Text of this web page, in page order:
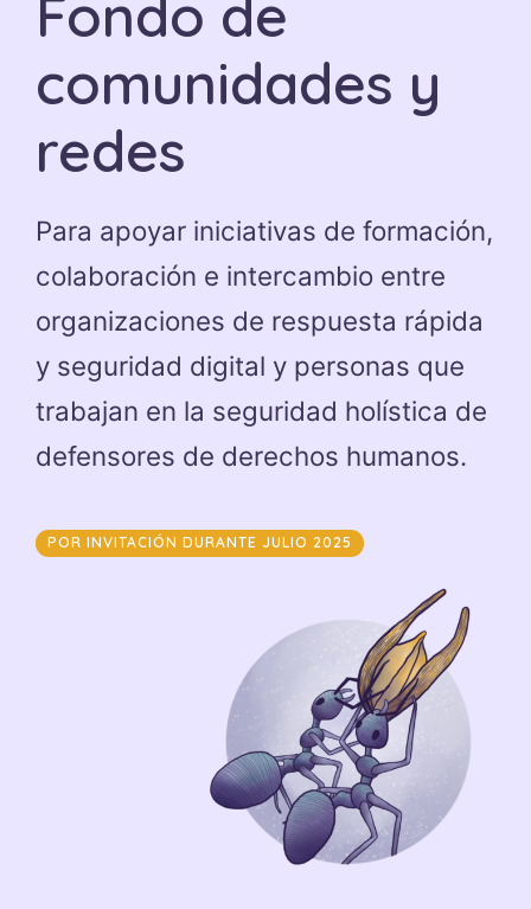
Fondo de
comunidades y
redes
Para apoyar iniciativas de formación,
colaboración e intercambio entre
organizaciones de respuesta rápida
y seguridad digital y personas que
trabajan en la seguridad holística de
defensores de derechos humanos.
POR INVITACIÓN DURANTE JULIO 2025